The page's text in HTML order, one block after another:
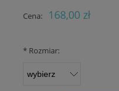
Cena: 168,00 zł
* Rozmiar: